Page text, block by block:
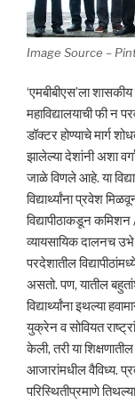
Image Source –
‘एमबीबीएस’ला
महाविद्यालयाची फी न
डॉक्टर होण्याचे मार्ग
झालेल्या देशांनी अशा
जाळे विणले आहे. या
विद्यार्थ्यांना प्रवेश
विद्यापीठाकडून
व्यायसायिक दालनच
परदेशातील
असतो. पण, यातील
विद्यार्थ्यांना इथल्या
युक्रेन व सोवियत
केली, तरी या
आजारांमधील वैविध्य.
परिस्थितीप्रमाणे